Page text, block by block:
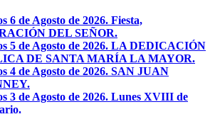
6 de Agosto de 2026. Fiesta,
DEL SEÑOR.
5 de Agosto de 2026. LA DEDICACIÓN
DE SANTA MARÍA LA MAYOR.
4 de Agosto de 2026. SAN JUAN
3 de Agosto de 2026. Lunes XVIII de